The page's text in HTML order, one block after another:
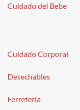
Cuidado del Bebe
Cuidado Corporal
Desechables
Ferretería